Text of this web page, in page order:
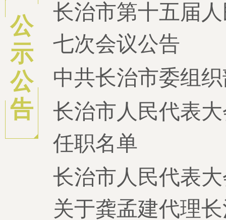
市十五届人大七次会议召
公
示
公
告
长治市第十五届
七次会议公告
中共长治市委组
长治市人民代表
任职名单
长治市人民代表
关于龚孟建代理